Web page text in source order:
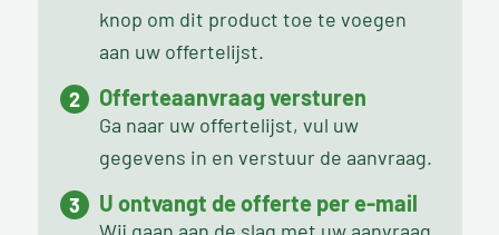
knop om dit product toe te voegen
aan uw offertelijst.
Offerteaanvraag versturen
Ga naar uw offertelijst, vul uw
gegevens in en verstuur de aanvraag.
U ontvangt de offerte per e-mail